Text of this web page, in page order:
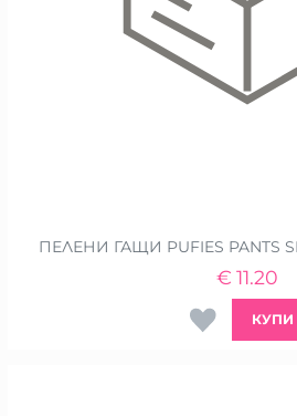
ПЕЛЕНИ ГАЩИ PUFIES PANTS
11.20
€
КУПИ